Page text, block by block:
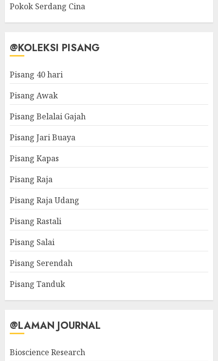
Pokok Serdang Cina
@KOLEKSI PISANG
Pisang 40 hari
Pisang Awak
Pisang Belalai Gajah
Pisang Jari Buaya
Pisang Kapas
Pisang Raja
Pisang Raja Udang
Pisang Rastali
Pisang Salai
Pisang Serendah
Pisang Tanduk
@LAMAN JOURNAL
Bioscience Research